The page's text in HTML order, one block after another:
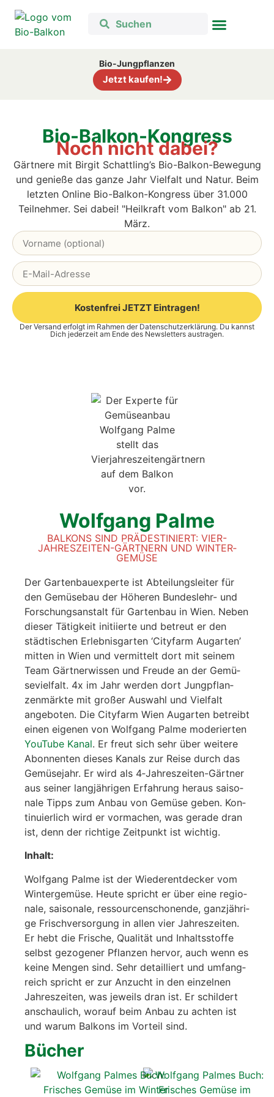
Bio-Jungpflanzen
Jetzt kaufen!
Wolf­gang Pal­me
BAL­KONS SIND PRÄ­DE­STI­NIERT: VIER-
JAH­RES­ZEI­TEN-GÄRT­NERN UND WIN­TER­
GE­MÜ­SE
Der Gar­ten­bau­ex­per­te ist Abtei­lungs­lei­ter für
den Gemü­se­bau der Höhe­ren Bun­des­lehr- und
For­schungs­an­stalt für Gar­ten­bau in Wien. Neben
die­ser Tätig­keit initi­ier­te und betreut er den
städ­ti­schen Erleb­nis­gar­ten ‘City­farm Augar­ten’
mit­ten in Wien und ver­mit­telt dort mit sei­nem
Team Gärt­ner­wis­sen und Freu­de an der Gemü­
se­viel­falt. 4x im Jahr wer­den dort Jung­pflan­
zen­märk­te mit gro­ßer Aus­wahl und Viel­falt
ange­bo­ten. Die City­farm Wien Augar­ten betreibt
einen eige­nen von Wolf­gang Pal­me mode­rier­ten
You­Tube Kanal. Er freut sich sehr über wei­te­re
Abon­nen­ten die­ses Kanals zur Rei­se durch das
Gemü­se­jahr. Er wird als 4‑Jah­res­zei­ten-Gärt­ner
aus sei­ner lang­jäh­ri­gen Erfah­rung her­aus sai­so­
na­le Tipps zum Anbau von Gemü­se geben. Kon­
ti­nu­ier­lich wird er vor­ma­chen, was gera­de dran
ist, denn der rich­ti­ge Zeit­punkt ist wich­tig.
Inhalt:
Wolf­gang Pal­me ist der Wie­der­ent­de­cker vom
Win­ter­ge­mü­se. Heu­te spricht er über eine regio­
na­le, sai­so­na­le, res­sour­cen­scho­nen­de, ganz­jäh­ri­
ge Frisch­ver­sor­gung in allen vier Jah­res­zei­ten.
Er hebt die Fri­sche, Qua­li­tät und Inhalts­stof­fe
selbst gezo­ge­ner Pflan­zen her­vor, auch wenn es
kei­ne Men­gen sind. Sehr detail­liert und umfang­
reich spricht er zur Anzucht in den ein­zel­nen
Jah­res­zei­ten, was jeweils dran ist. Er schil­dert
anschau­lich, wor­auf beim Anbau zu ach­ten ist
und war­um Bal­kons im Vor­teil sind.
Bücher
Bio-Balkon-Kongress
Noch nicht dabei?
Gärtnere mit Birgit Schattling’s Bio-Balkon-Bewegung
und genieße das ganze Jahr Vielfalt und Natur. Beim
letzten Online Bio-Balkon-Kongress über 31.000
Teilnehmer. Sei dabei! "Heilkraft vom Balkon" ab 21.
März.
Kostenfrei JETZT Eintragen!
Alternative:
Der Versand erfolgt im Rahmen der Datenschutzerklärung. Du kannst
Dich jederzeit am Ende des Newsletters austragen.